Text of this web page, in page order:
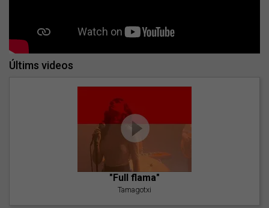
Últims videos
"Full flama"
Tamagotxi